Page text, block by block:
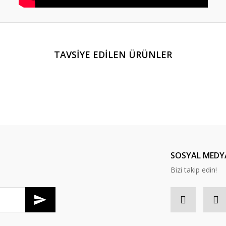
Bu ürüne ilk yorumu siz yapın!
TAVSİYE EDİLEN ÜRÜNLER
SOSYAL
Bizi takip edin!